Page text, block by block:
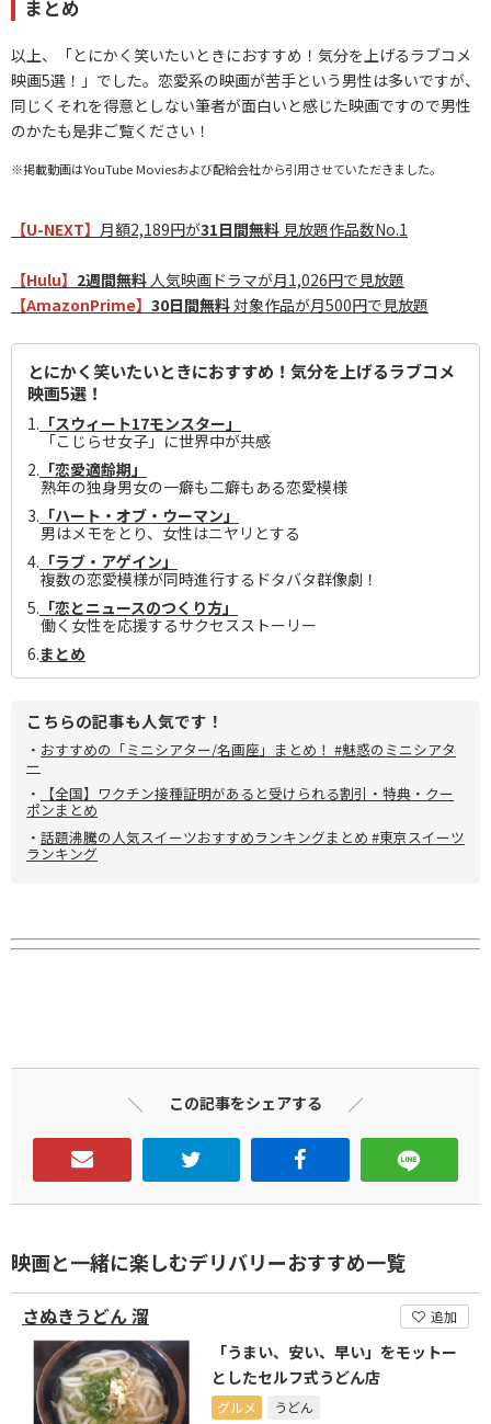
まとめ
以上、「とにかく笑いたいときにおすすめ！気分を上げるラブコメ
映画5選！」でした。恋愛系の映画が苦手という男性は多いですが、
同じくそれを得意としない筆者が面白いと感じた映画ですので男性
のかたも是非ご覧ください！
※掲載動画はYouTube Moviesおよび配給会社から引用させていただきました。
【U-NEXT】 月額2,189円が31日間無料 見放題作品数No.1
【Hulu】 2週間無料人気映画ドラマが月1,026円で見放題
【AmazonPrime】 30日間無料対象作品が月500円で見放題
とにかく笑いたいときにおすすめ！気分を上げるラブコメ
映画5選！
1. 「スウィート17モンスター」
「こじらせ女子」に世界中が共感
2. 「恋愛適齢期」
熟年の独身男女の一癖も二癖もある恋愛模様
3. 「ハート・オブ・ウーマン」
男はメモをとり、女性はニヤリとする
4. 「ラブ・アゲイン」
複数の恋愛模様が同時進行するドタバタ群像劇！
5. 「恋とニュースのつくり方」
働く女性を応援するサクセスストーリー
6.まとめ
こちらの記事も人気です！
・ おすすめの「ミニシアター/名画座」まとめ！ #魅惑のミニシアタ
ー
・
【全国】ワクチン接種証明があると受けられる割引・特典・クー
ポンまとめ
・ 話題沸騰の人気スイーツおすすめランキングまとめ #東京スイーツ
ランキング
この記事をシェアする
映画と一緒に楽しむデリバリーおすすめ一覧
さぬきうどん 溜 追加
「うまい、安い、早い」をモットー
としたセルフ式うどん店
グルメ うどん